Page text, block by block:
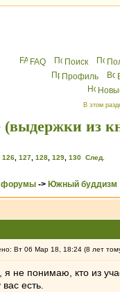
FAQ Поиск
Профиль
В этом
из
126 127 128 129 130 След.
форумы -> Южный буддизм
Вт 06 Мар 18, 18:24 (8 лет
я не понимаю, кто из
есть.